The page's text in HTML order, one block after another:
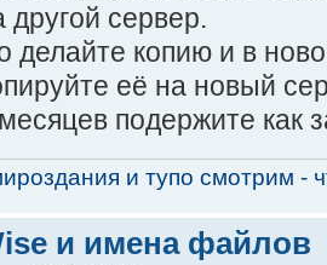
сервер.
делайте копию и в
её на новый
подержите как
и тупо смотрим -
и имена файлов